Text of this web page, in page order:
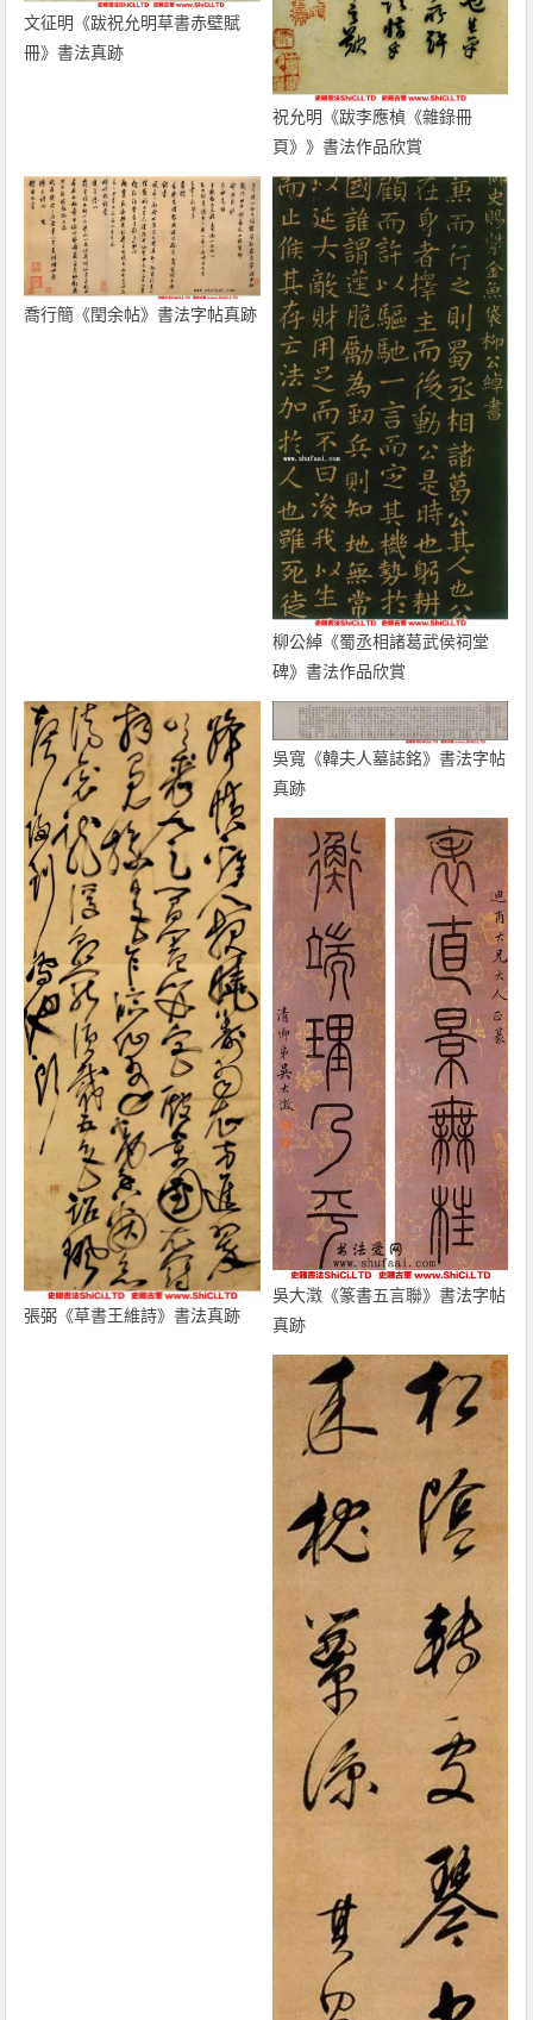
文征明《跋祝允明草書赤壁賦
冊》書法真跡
祝允明《跋李應楨《雜錄冊
頁》》書法作品欣賞
喬行簡《閏余帖》書法字帖真跡
柳公綽《蜀丞相諸葛武侯祠堂
碑》書法作品欣賞
張弼《草書王維詩》書法真跡
吳寬《韓夫人墓誌銘》書法字帖
真跡
吳大澂《篆書五言聯》書法字帖
真跡